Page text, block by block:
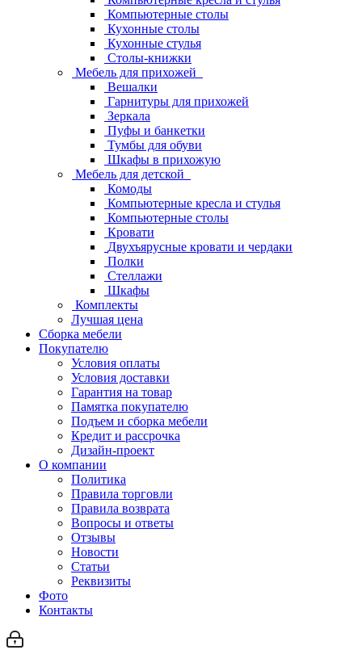
Компьютерные столы
Кухонные столы
Кухонные стулья
Столы-книжки
Мебель для прихожей
Вешалки
Гарнитуры для прихожей
Зеркала
Пуфы и банкетки
Тумбы для обуви
Шкафы в прихожую
Мебель для детской
Комоды
Компьютерные кресла и стулья
Компьютерные столы
Кровати
Двухъярусные кровати и чердаки
Полки
Стеллажи
Шкафы
Комплекты
Лучшая цена
Сборка мебели
Покупателю
Условия оплаты
Условия доставки
Гарантия на товар
Памятка покупателю
Подъем и сборка мебели
Кредит и рассрочка
Дизайн-проект
О компании
Политика
Правила торговли
Правила возврата
Вопросы и ответы
Отзывы
Новости
Статьи
Реквизиты
Фото
Контакты